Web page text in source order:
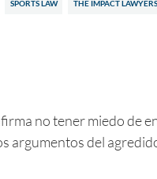
SPORTS LAW THE IMPACT LAWYERS
no tener miedo de
argumentos del